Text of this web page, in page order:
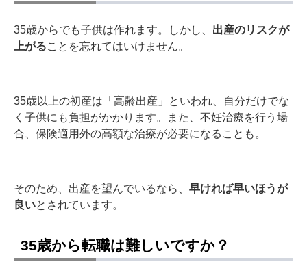
35歳からでも子供は作れます。しかし、 出産のリスクが
上がる ことを忘れてはいけません。
35歳以上の初産は「高齢出産」といわれ、自分だけでな
く子供にも負担がかかります。また、不妊治療を行う場
合、保険適用外の高額な治療が必要になることも。
そのため、出産を望んでいるなら、 早ければ早いほうが
良いとされています。
35歳から転職は難しいですか？